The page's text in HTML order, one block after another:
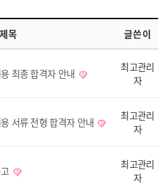
제목 글쓴이
최종 합격자 안내
최고관리
자
서류 전형 합격자 안내
최고관리
자
최고관리
자